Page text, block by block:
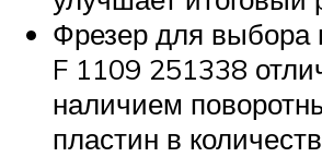
Фрезер для выбора
F 1109 251338
наличием
пластин в